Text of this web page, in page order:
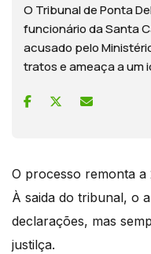
O Tribunal de Ponta
funcionário da Santa
acusado pelo
tratos e ameaça a um
O processo remonta a
À saida do tribunal, o
declarações, mas
justilça.